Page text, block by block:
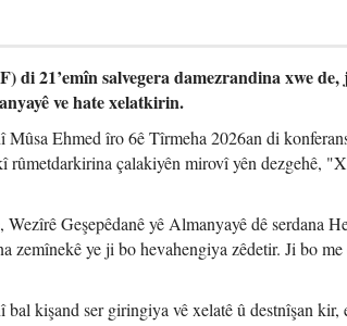
di 21’emîn salvegera damezrandina xwe
ve hate xelatkirin.
Ehmed îro 6ê Tîrmeha 2026an di
rûmetdarkirina çalakiyên mirovî yên dezgehê,
Geşepêdanê yê Almanyayê dê serdana
zemînekê ye ji bo hevahengiya zêdetir. Ji bo
kişand ser giringiya vê xelatê û destnîşan kir,